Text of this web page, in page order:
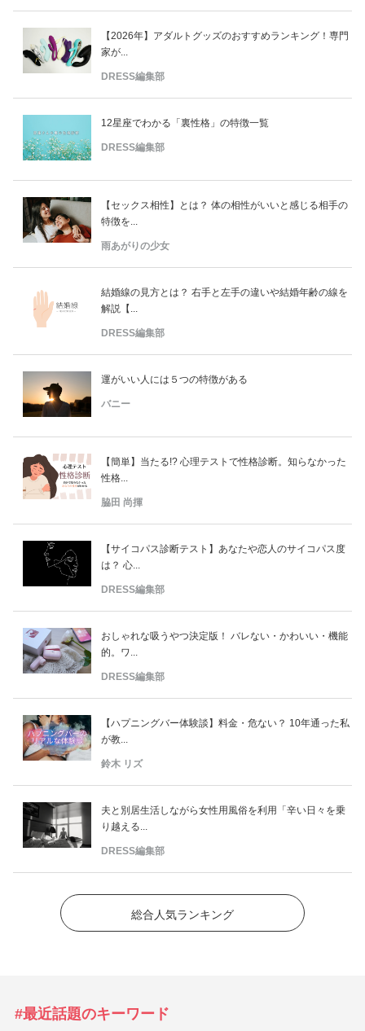
【2026年】アダルトグッズのおすすめランキング！専門
家が...
DRESS編集部
12星座でわかる「裏性格」の特徴一覧
DRESS編集部
【セックス相性】とは？ 体の相性がいいと感じる相手の
特徴を...
雨あがりの少女
結婚線の見方とは？ 右手と左手の違いや結婚年齢の線を
解説【...
DRESS編集部
運がいい人には５つの特徴がある
バニー
【簡単】当たる!? 心理テストで性格診断。知らなかった
性格...
脇田 尚揮
【サイコパス診断テスト】あなたや恋人のサイコパス度
は？ 心...
DRESS編集部
おしゃれな吸うやつ決定版！ バレない・かわいい・機能
的。ワ...
DRESS編集部
【ハプニングバー体験談】料金・危ない？ 10年通った私
が教...
鈴木 リズ
夫と別居生活しながら女性用風俗を利用「辛い日々を乗
り越える...
DRESS編集部
総合人気ランキング
#最近話題のキーワード